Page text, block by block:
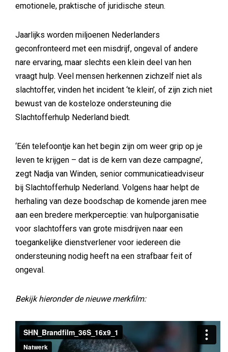
emotionele, praktische of juridische steun.
Jaarlijks worden miljoenen Nederlanders
geconfronteerd met een misdrijf, ongeval of andere
nare ervaring, maar slechts een klein deel van hen
vraagt hulp. Veel mensen herkennen zichzelf niet als
slachtoffer, vinden het incident ‘te klein’, of zijn zich niet
bewust van de kosteloze ondersteuning die
Slachtofferhulp Nederland biedt.
‘Eén telefoontje kan het begin zijn om weer grip op je
leven te krijgen – dat is de kern van deze campagne’,
zegt Nadja van Winden, senior communicatieadviseur
bij Slachtofferhulp Nederland. Volgens haar helpt de
herhaling van deze boodschap de komende jaren mee
aan een bredere merkperceptie: van hulporganisatie
voor slachtoffers van grote misdrijven naar een
toegankelijke dienstverlener voor iedereen die
ondersteuning nodig heeft na een strafbaar feit of
ongeval.
Bekijk hieronder de nieuwe merkfilm: